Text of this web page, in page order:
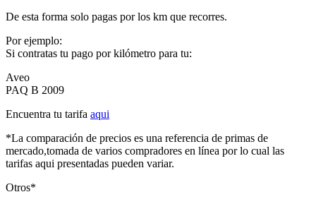
De esta forma solo pagas por los km que recorres.
Por ejemplo:
Si contratas tu pago por kilómetro para tu:
Aveo
PAQ B 2009
Encuentra tu tarifa aqui
*La comparación de precios es una referencia de primas de
mercado,tomada de varios compradores en línea por lo cual las
tarifas aqui presentadas pueden variar.
Otros*